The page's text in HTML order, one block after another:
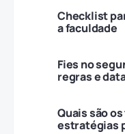
Checklist
a faculdade
Fies no
regras e
Quais são
estratégias